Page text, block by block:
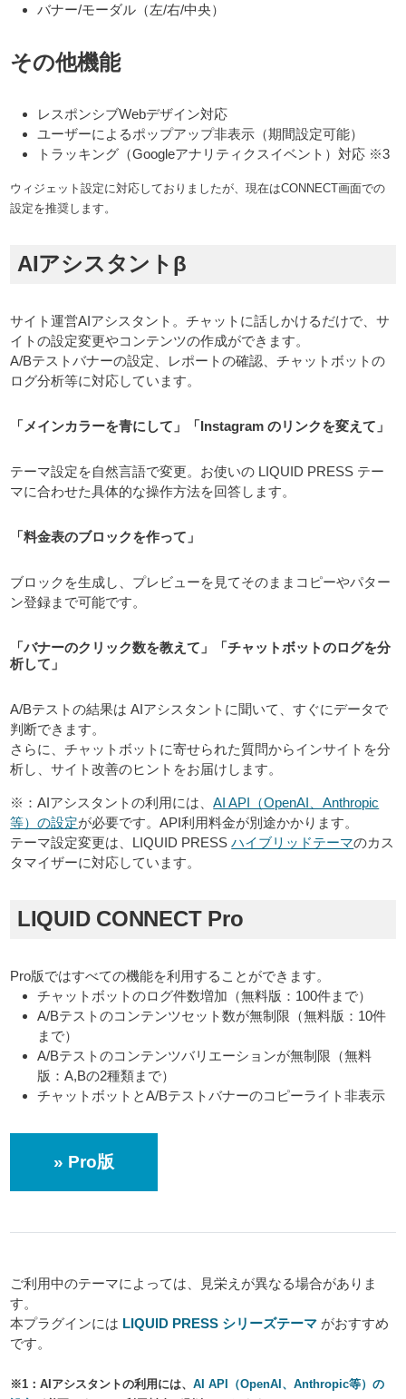
バナー/モーダル（左/右/中央）
その他機能
レスポンシブWebデザイン対応
ユーザーによるポップアップ非表示（期間設定可能）
トラッキング（Googleアナリティクスイベント）対応 ※3
ウィジェット設定に対応しておりましたが、現在はCONNECT画面での
設定を推奨します。
AIアシスタントβ
サイト運営AIアシスタント。チャットに話しかけるだけで、サ
イトの設定変更やコンテンツの作成ができます。
A/Bテストバナーの設定、レポートの確認、チャットボットの
ログ分析等に対応しています。
「メインカラーを青にして」「Instagram のリンクを変えて」
テーマ設定を自然言語で変更。お使いの LIQUID PRESS テー
マに合わせた具体的な操作方法を回答します。
「料金表のブロックを作って」
ブロックを生成し、プレビューを見てそのままコピーやパター
ン登録まで可能です。
「バナーのクリック数を教えて」「チャットボットのログを分
析して」
A/Bテストの結果は AIアシスタントに聞いて、すぐにデータで
判断できます。
さらに、チャットボットに寄せられた質問からインサイトを分
析し、サイト改善のヒントをお届けします。
※：AIアシスタントの利用には、AI API（OpenAI、Anthropic
等）の設定が必要です。API利用料金が別途かかります。
テーマ設定変更は、LIQUID PRESSハイブリッドテーマのカス
タマイザーに対応しています。
LIQUID CONNECT Pro
Pro版ではすべての機能を利用することができます。
チャットボットのログ件数増加（無料版：100件まで）
A/Bテストのコンテンツセット数が無制限（無料版：10件
まで）
A/Bテストのコンテンツバリエーションが無制限（無料
版：A,Bの2種類まで）
チャットボットとA/Bテストバナーのコピーライト非表示
» Pro版
ご利用中のテーマによっては、見栄えが異なる場合がありま
す。
本プラグインには LIQUID PRESS シリーズテーマ がおすすめ
です。
※1：AIアシスタントの利用には、AI API（OpenAI、Anthropic等）の